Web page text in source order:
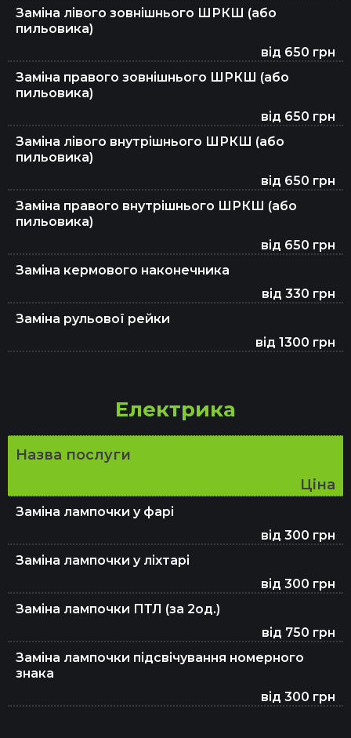
Заміна лівого зовнішнього ШРКШ (або
пильовика)
від 650 грн
Заміна правого зовнішнього ШРКШ (або
пильовика)
від 650 грн
Заміна лівого внутрішнього ШРКШ (або
пильовика)
від 650 грн
Заміна правого внутрішнього ШРКШ (або
пильовика)
від 650 грн
Заміна кермового наконечника
від 330 грн
Заміна рульової рейки
від 1300 грн
Електрика
Назва послуги
Ціна
Заміна лампочки у фарі
від 300 грн
Заміна лампочки у ліхтарі
від 300 грн
Заміна лампочки ПТЛ (за 2од.)
від 750 грн
Заміна лампочки підсвічування номерного
знака
від 300 грн